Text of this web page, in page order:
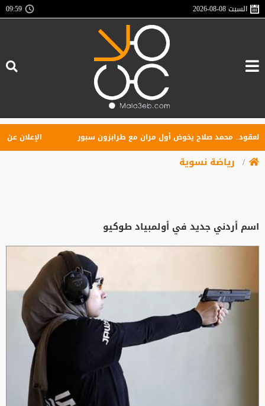
السبت2026-08-08
09:59
محمد صلاح يخوض أول مران مع طرابزون سبور الإعلان عن
رياضة نسوية
اسم أردني جديد في أولمبياد طوكيو